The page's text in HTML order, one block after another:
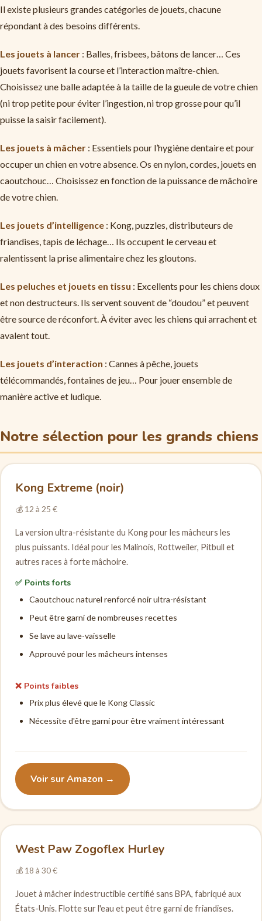
Il existe plusieurs grandes catégories de jouets, chacune
répondant à des besoins différents.
Les jouets à lancer : Balles, frisbees, bâtons de lancer… Ces
jouets favorisent la course et l’interaction maître-chien.
Choisissez une balle adaptée à la taille de la gueule de votre chien
(ni trop petite pour éviter l’ingestion, ni trop grosse pour qu’il
puisse la saisir facilement).
Les jouets à mâcher : Essentiels pour l’hygiène dentaire et pour
occuper un chien en votre absence. Os en nylon, cordes, jouets en
caoutchouc… Choisissez en fonction de la puissance de mâchoire
de votre chien.
Les jouets d’intelligence : Kong, puzzles, distributeurs de
friandises, tapis de léchage… Ils occupent le cerveau et
ralentissent la prise alimentaire chez les gloutons.
Les peluches et jouets en tissu : Excellents pour les chiens doux
et non destructeurs. Ils servent souvent de “doudou” et peuvent
être source de réconfort. À éviter avec les chiens qui arrachent et
avalent tout.
Les jouets d’interaction : Cannes à pêche, jouets
télécommandés, fontaines de jeu… Pour jouer ensemble de
manière active et ludique.
Notre sélection pour les grands chiens
Kong Extreme (noir)
💰 12 à 25 €
La version ultra-résistante du Kong pour les mâcheurs les
plus puissants. Idéal pour les Malinois, Rottweiler, Pitbull et
autres races à forte mâchoire.
✅ Points forts
Caoutchouc naturel renforcé noir ultra-résistant
Peut être garni de nombreuses recettes
Se lave au lave-vaisselle
Approuvé pour les mâcheurs intenses
❌ Points faibles
Prix plus élevé que le Kong Classic
Nécessite d'être garni pour être vraiment intéressant
Voir sur Amazon →
West Paw Zogoflex Hurley
💰 18 à 30 €
Jouet à mâcher indestructible certifié sans BPA, fabriqué aux
États-Unis. Flotte sur l'eau et peut être garni de friandises.